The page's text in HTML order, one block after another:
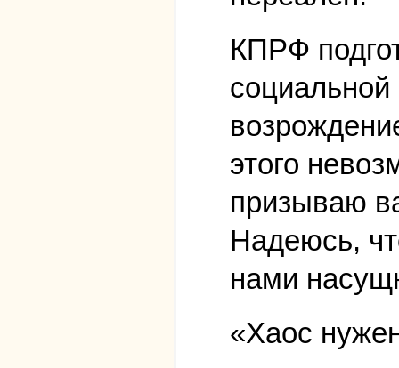
КПРФ
этого
призываю
Надеюсь,
нами
«Хаос